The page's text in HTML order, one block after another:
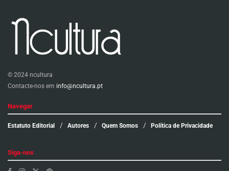
© 2024 ncultura
Contacte-nos em info@ncultura.pt
Navegar
Estatuto Editorial Autores Quem Somos Política de Privacidade
Siga-nos